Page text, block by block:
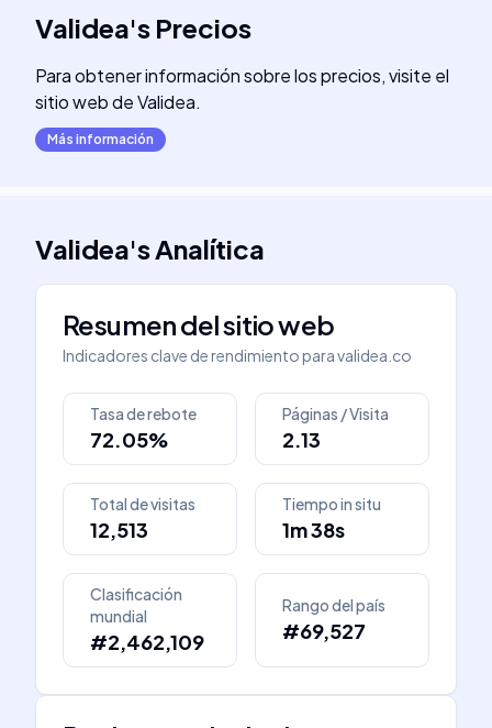
Validea's Precios
Para obtener información sobre los precios, visite el
sitio web de Validea.
Más información
Validea'sAnalítica
Resumen del sitio web
Indicadores clave de rendimiento paravalidea.co
Tasa de rebote
72.05%
Páginas / Visita
2.13
Total de visitas
12,513
Tiempo in situ
1m 38s
Clasificación
mundial
#2,462,109
Rango del país
#69,527